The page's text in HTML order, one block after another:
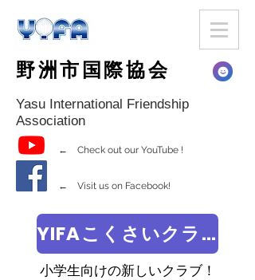
野洲市国際協会
Yasu International Friendship
Association
← Check out our YouTube !
← Visit us on Facebook!
YIFAこくさいクラブ
小学生向けの新しいクラブ！